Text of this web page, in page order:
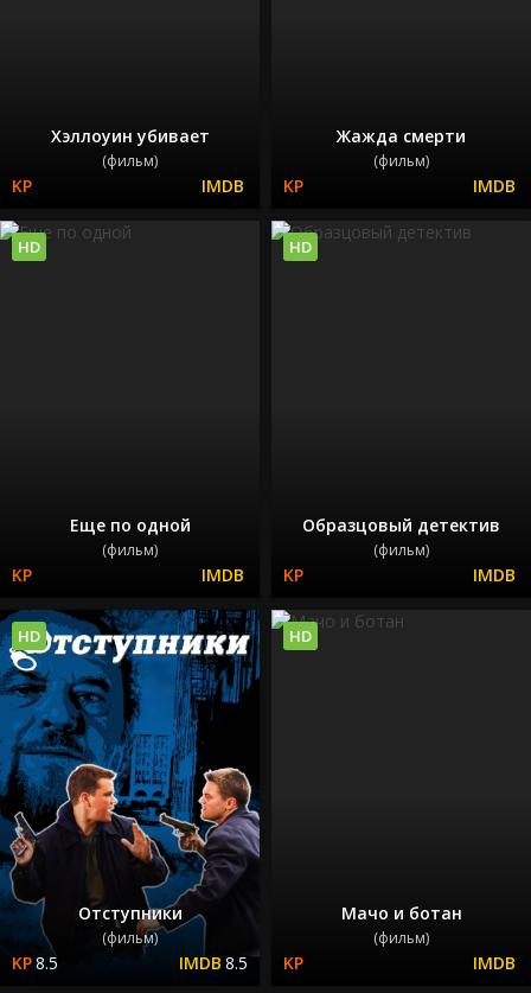
Хэллоуин убивает
(фильм)
Жажда смерти
(фильм)
Еще по одной
(фильм)
HD
Образцовый детектив
(фильм)
HD
Отступники
(фильм)
8.5 8.5
HD
Мачо и ботан
(фильм)
HD